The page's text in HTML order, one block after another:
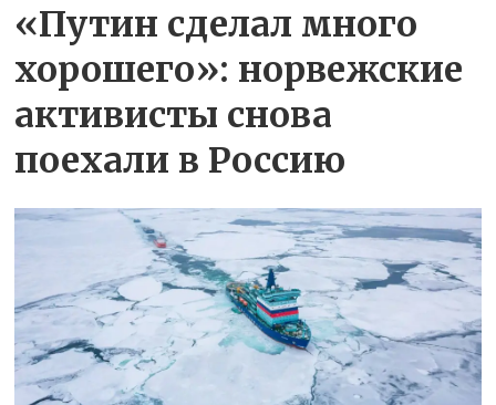
«Путин сделал много
хорошего»: норвежские
активисты снова
поехали в Россию